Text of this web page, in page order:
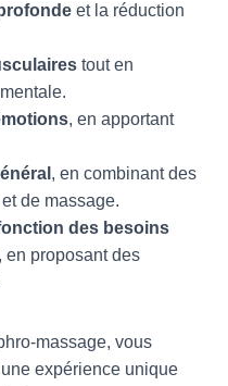
et la réduction
tout en
, en apportant
, en combinant des
de massage.
des besoins
, en proposant des
massage, vous
expérience unique